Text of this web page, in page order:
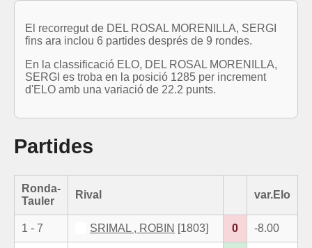
El recorregut de DEL ROSAL MORENILLA, SERGI
fins ara inclou 6 partides després de 9 rondes.
En la classificació ELO, DEL ROSAL MORENILLA,
SERGI es troba en la posició 1285 per increment
d'ELO amb una variació de 22.2 punts.
Partides
Ronda-
Tauler
Rival var.Elo
1 - 7 SRIMAL , ROBIN [1803] 0 -8.00